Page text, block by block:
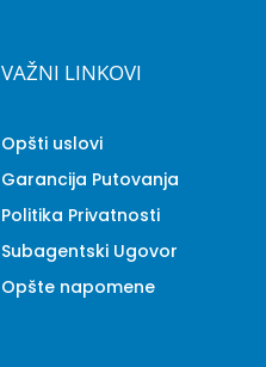
VAŽNI LINKOVI
Opšti uslovi
Garancija Putovanja
Politika Privatnosti
Subagentski Ugovor
Opšte napomene